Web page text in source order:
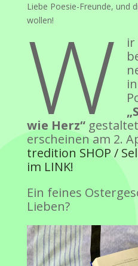
Liebe Poesie-Freunde, und
wollen!
W
ir
wie Herz“
erscheinen am 2.
tredition SHOP /
im LINK!
Ein feines
Lieben?